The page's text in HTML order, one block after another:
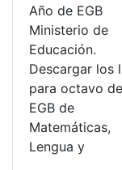
Año de EGB
Ministerio de
Educación.
Descargar los
para octavo de
EGB de
Matemáticas,
Lengua y